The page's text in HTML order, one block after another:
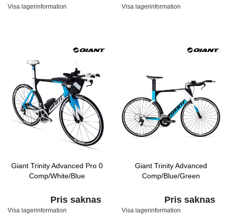
Visa lagerinformation Visa lagerinformation
Giant Trinity Advanced Pro 0
Comp/White/Blue
Pris saknas
Visa lagerinformation
Giant Trinity Advanced
Comp/Blue/Green
Pris saknas
Visa lagerinformation